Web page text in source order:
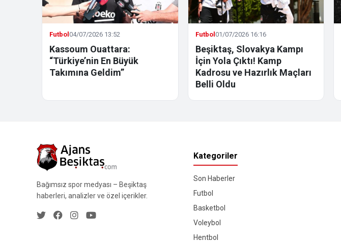
Futbol 04/07/2026 13:52
Kassoum Ouattara:
“Türkiye’nin En Büyük
Takımına Geldim”
Futbol 01/07/2026 16:16
Beşiktaş, Slovakya Kampı
İçin Yola Çıktı! Kamp
Kadrosu ve Hazırlık Maçları
Belli Oldu
Bağımsız spor medyası – Beşiktaş
haberleri, analizler ve özel içerikler.
Kategoriler
Son Haberler
Futbol
Basketbol
Voleybol
Hentbol